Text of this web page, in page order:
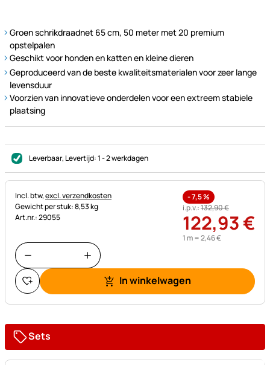
Groen schrikdraadnet 65 cm, 50 meter met 20 premium
opstelpalen
Geschikt voor honden en katten en kleine dieren
Geproduceerd van de beste kwaliteitsmaterialen voor zeer lange
levensduur
Voorzien van innovatieve onderdelen voor een extreem stabiele
plaatsing
Leverbaar, Levertijd:1 - 2 werkdagen
Belastinginformatie:
Incl. btw,excl. verzendkosten
Gewicht per stuk: 8,53 kg
Art.nr.: 29055
-7,5%
i.p.v.:132,90€
122,93€
1 m =2,46€
In winkelwagen
Sets